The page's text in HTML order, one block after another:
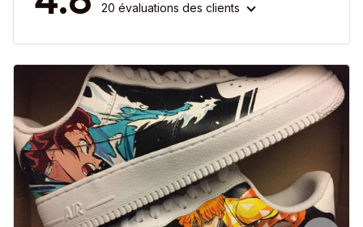
20 évaluations des clients